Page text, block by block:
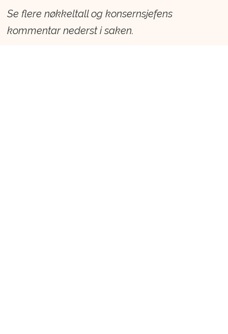
Se flere nøkkeltall og konsernsjefens
kommentar nederst i saken.